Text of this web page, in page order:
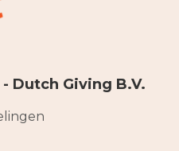
Dutch Giving B.V.